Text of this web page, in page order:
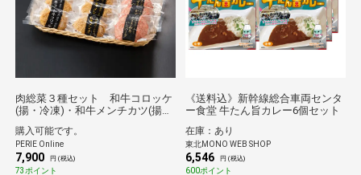
肉総菜３種セット 和牛コロッケ
(揚・冷凍)・和牛メンチカツ(揚・
(生・冷凍) 各5個【AKMKH-5】
購入可能です。
PERIE Online
7,900 円 (税込)
73ポイント
《送料込》新幹線総合車両センタ
ー食堂 牛たん旨カレー6個セット
在庫：あり
東北MONO WEB SHOP
6,546 円 (税込)
600ポイント